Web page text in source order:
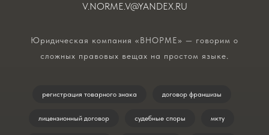
V.NORME.V@YANDEX.RU
Юридическая компания «ВНОРМЕ» — говорим о
сложных правовых вещах на простом языке.
регистрация товарного знака договор франшизы
лицензионный договор судебные споры мкту